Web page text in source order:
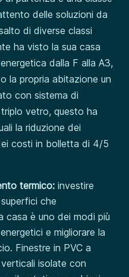
delle soluzioni da
di diverse classi
ha visto la sua casa
dalla F alla A3,
la propria abitazione un
con sistema di
vetro, questo ha
la riduzione dei
costi in bolletta di 4/5
termico: investire
che
casa è uno dei modi più
e migliorare la
Finestre in PVC a
isolate con